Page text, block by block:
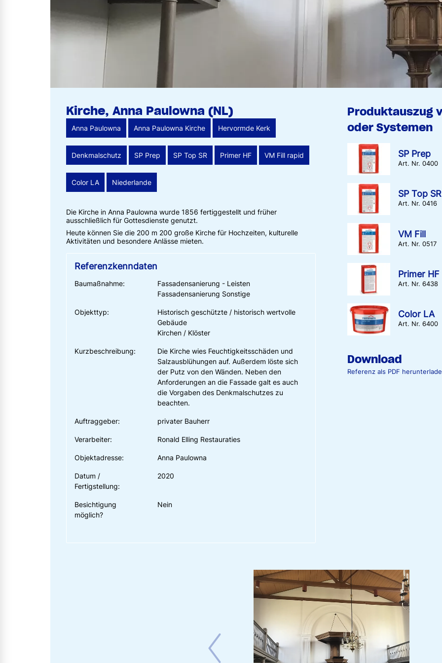
Kirche, Anna Paulowna (NL)
Anna Paulowna Anna Paulowna Kirche Hervormde Kerk
Denkmalschutz SP Prep SP Top SR Primer HF VM Fill rapid
Color LA Niederlande
Die Kirche in Anna Paulowna wurde 1856 fertiggestellt und früher
ausschließlich für Gottesdienste genutzt.
Heute können Sie die 200 m 200 große Kirche für Hochzeiten, kulturelle
Aktivitäten und besondere Anlässe mieten.
Referenzkenndaten
Baumaßnahme:
Fassadensanierung - Leisten
Fassadensanierung Sonstige
Objekttyp:
Historisch geschützte / historisch wertvolle
Gebäude
Kirchen / Klöster
Kurzbeschreibung:
Die Kirche wies Feuchtigkeitsschäden und
Salzausblühungen auf. Außerdem löste sich
der Putz von den Wänden. Neben den
Anforderungen an die Fassade galt es auch
die Vorgaben des Denkmalschutzes zu
beachten.
Auftraggeber: privater Bauherr
Verarbeiter: Ronald Elling Restauraties
Objektadresse: Anna Paulowna
Datum /
Fertigstellung:
2020
Besichtigung
möglich?
Nein
Produktauszug
oder Systemen
SP Prep
Art. Nr. 0400
SP Top SR
Art. Nr. 0416
VM Fill
Art. Nr. 0517
Primer HF
Art. Nr. 6438
Color LA
Art. Nr. 6400
Download
Referenz als PDF